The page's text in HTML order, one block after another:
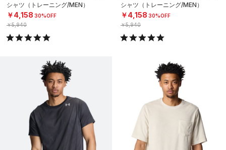
シャツ（トレーニング/MEN）
￥4,158 30%OFF
￥5,940
シャツ（トレーニング/MEN）
￥4,158 30%OFF
￥5,940